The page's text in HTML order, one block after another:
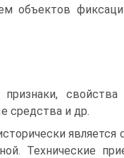
объектов
признаки,
средства и др.
является
Технические